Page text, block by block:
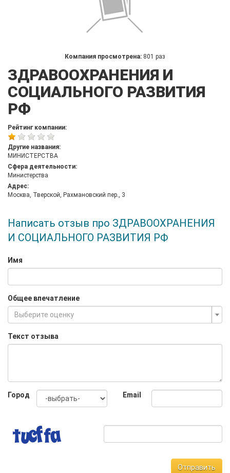
Компания просмотрена: 801 раз
ЗДРАВООХРАНЕНИЯ И
СОЦИАЛЬНОГО РАЗВИТИЯ
РФ
Рейтинг компании:
Другие названия:
МИНИСТЕРСТВА
Сфера деятельности:
Министерства
Адрес:
Москва, Тверской, Рахмановский пер., 3
Написать отзыв про ЗДРАВООХРАНЕНИЯ
И СОЦИАЛЬНОГО РАЗВИТИЯ РФ
Имя
Общее впечатление
Выберите оценку
Текст отзыва
Город Email
Отправить